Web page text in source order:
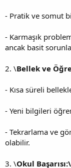
- Pratik ve somut
- Karmaşık
ancak basit
2. \Bellek ve
- Kısa süreli
- Yeni bilgileri
- Tekrarlama ve
olabilir.
3. \Okul Başarısı:\